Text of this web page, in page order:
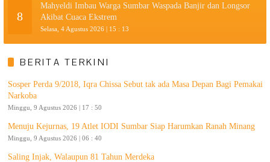
8
Mahyeldi Imbau Warga Sumbar Waspada Banjir dan Longsor
Akibat Cuaca Ekstrem
Selasa, 4 Agustus 2026 | 15 : 13
BERITA TERKINI
Sosper Perda 9/2018, Iqra Chissa Sebut tak ada Masa Depan Bagi Pemakai
Narkoba
Minggu, 9 Agustus 2026 | 17 : 50
Menuju Kejurnas, 19 Atlet IODI Sumbar Siap Harumkan Ranah Minang
Minggu, 9 Agustus 2026 | 06 : 40
Saling Injak, Walaupun 81 Tahun Merdeka